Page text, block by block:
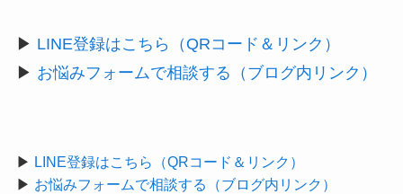
▶ LINE登録はこちら（QRコード＆リンク）
▶ お悩みフォームで相談する（ブログ内リンク）
▶ LINE登録はこちら（QRコード＆リンク）
▶ お悩みフォームで相談する（ブログ内リンク）